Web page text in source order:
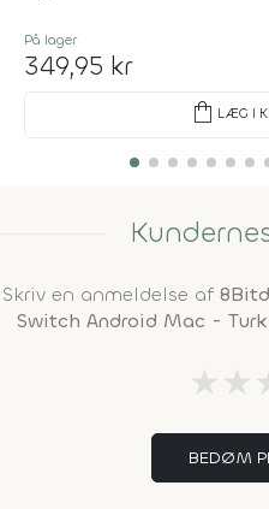
På lager
349,95 kr
shopping_bag LÆG I
Skriv en anmeldelse af
Switch Android Mac -
★ ★
BEDØM